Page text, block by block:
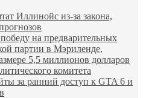
Иллинойс из-за закона,
на предварительных
партии в Мэриленде,
5,5 миллионов долларов
комитета
за ранний доступ к GTA 6 и